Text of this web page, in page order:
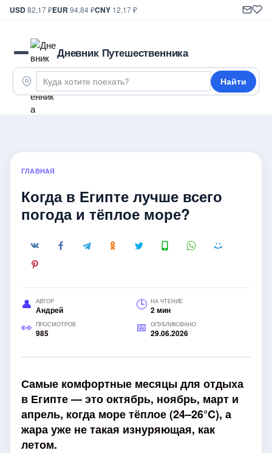
USD82,17 ₽EUR 94,84 ₽CNY 12,17 ₽
Дневник Путешественника
Найти
ГЛАВНАЯ
Когда в Египте лучше всего
погода и тёплое море?
АВТОР
Андрей
НА ЧТЕНИЕ
2 мин
ПРОСМОТРОВ
985
ОПУБЛИКОВАНО
29.06.2026
Самые комфортные месяцы для отдыха
в Египте — это октябрь, ноябрь, март и
апрель, когда море тёплое (24–26°C), а
жара уже не такая изнуряющая, как
летом.